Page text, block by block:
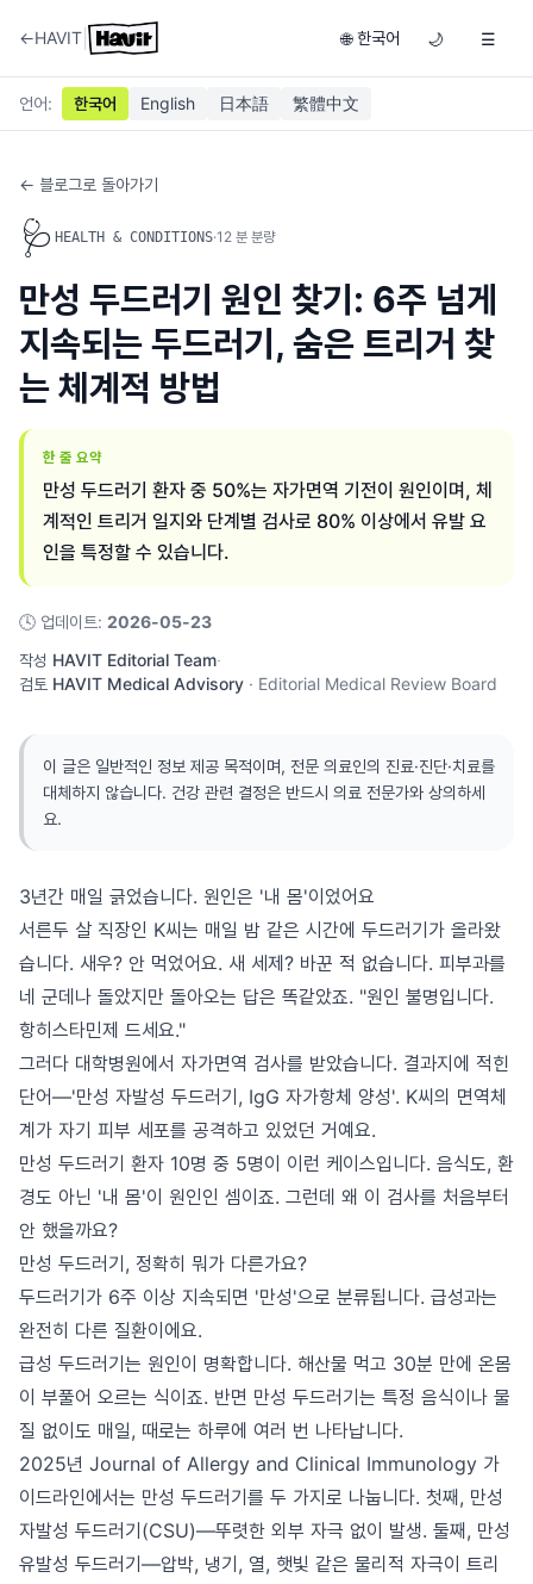
←HAVIT 🌐 한국어 🌙 ☰
언어: 한국어 English 日本語 繁體中文
← 블로그로 돌아가기
🩺 HEALTH & CONDITIONS·12 분 분량
만성 두드러기 원인 찾기: 6주 넘게
지속되는 두드러기, 숨은 트리거 찾
는 체계적 방법
한 줄 요약
만성 두드러기 환자 중 50%는 자가면역 기전이 원인이며, 체
계적인 트리거 일지와 단계별 검사로 80% 이상에서 유발 요
인을 특정할 수 있습니다.
🕓 업데이트: 2026-05-23
작성 HAVIT Editorial Team·
검토 HAVIT Medical Advisory · Editorial Medical Review Board
이 글은 일반적인 정보 제공 목적이며, 전문 의료인의 진료·진단·치료를
대체하지 않습니다. 건강 관련 결정은 반드시 의료 전문가와 상의하세
요.
3년간 매일 긁었습니다. 원인은 '내 몸'이었어요
서른두 살 직장인 K씨는 매일 밤 같은 시간에 두드러기가 올라왔
습니다. 새우? 안 먹었어요. 새 세제? 바꾼 적 없습니다. 피부과를
네 군데나 돌았지만 돌아오는 답은 똑같았죠. "원인 불명입니다.
항히스타민제 드세요."
그러다 대학병원에서 자가면역 검사를 받았습니다. 결과지에 적힌
단어—'만성 자발성 두드러기, IgG 자가항체 양성'. K씨의 면역체
계가 자기 피부 세포를 공격하고 있었던 거예요.
만성 두드러기 환자 10명 중 5명이 이런 케이스입니다. 음식도, 환
경도 아닌 '내 몸'이 원인인 셈이죠. 그런데 왜 이 검사를 처음부터
안 했을까요?
만성 두드러기, 정확히 뭐가 다른가요?
두드러기가 6주 이상 지속되면 '만성'으로 분류됩니다. 급성과는
완전히 다른 질환이에요.
급성 두드러기는 원인이 명확합니다. 해산물 먹고 30분 만에 온몸
이 부풀어 오르는 식이죠. 반면 만성 두드러기는 특정 음식이나 물
질 없이도 매일, 때로는 하루에 여러 번 나타납니다.
2025년 Journal of Allergy and Clinical Immunology 가
이드라인에서는 만성 두드러기를 두 가지로 나눕니다. 첫째, 만성
자발성 두드러기(CSU)—뚜렷한 외부 자극 없이 발생. 둘째, 만성
유발성 두드러기—압박, 냉기, 열, 햇빛 같은 물리적 자극이 트리